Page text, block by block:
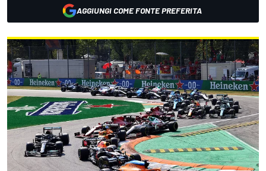
AGGIUNGI COME FONTE PREFERITA